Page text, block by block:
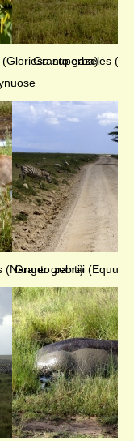
superba)
Granto gazelės
(Nanger granti)
Granto zebrai (Equus